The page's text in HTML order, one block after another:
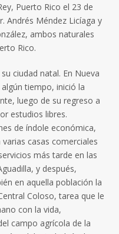
Puerto Rico el 23 de
Andrés Méndez Licíaga y
ambos naturales
Rico.
ciudad natal. En Nueva
tiempo, inició la
luego de su regreso a
estudios libres.
de índole económica,
casas comerciales
más tarde en las
y después,
en aquella población la
Coloso, tarea que le
con la vida,
campo agrícola de la